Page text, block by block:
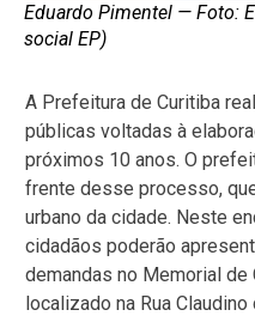
Eduardo Pimentel — Foto:
social EP)
A Prefeitura de Curitiba
públicas voltadas à
próximos 10 anos. O
frente desse processo,
urbano da cidade. Neste
cidadãos poderão
demandas no Memorial de
localizado na Rua